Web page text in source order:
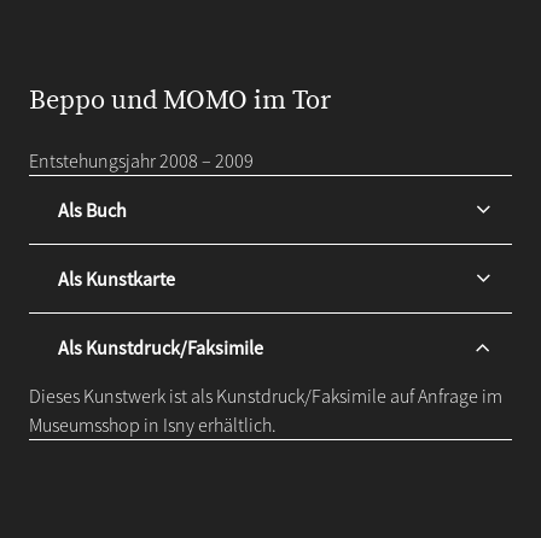
Beppo und MOMO im Tor
Entstehungsjahr 2008 – 2009
Als Buch
Als Kunstkarte
Als Kunstdruck/Faksimile
Dieses Kunstwerk ist als Kunstdruck/Faksimile auf Anfrage im
Museumsshop in Isny erhältlich.